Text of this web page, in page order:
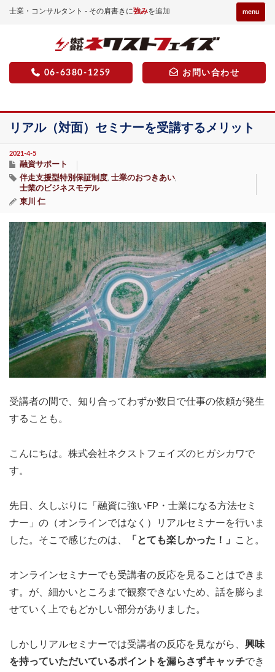
士業・コンサルタント - その肩書きに強みを追加 menu
06-6380-1259 お問い合わせ
リアル（対面）セミナーを受講するメリット
2021-4-5
融資サポート
伴走支援型特別保証制度 士業のおつきあい
士業のビジネスモデル
東川 仁
受講者の間で、知り合ってわずか数日で仕事の依頼が発生
することも。
こんにちは。株式会社ネクストフェイズのヒガシカワで
す。
先日、久しぶりに「融資に強いFP・士業になる方法セミ
ナー」の（オンラインではなく）リアルセミナーを行いま
した。そこで感じたのは、
「とても楽しかった！」 こと。
オンラインセミナーでも受講者の反応を見ることはできま
す。が、細かいところまで観察できないため、話を膨らま
せていく上でもどかしい部分がありました。
しかしリアルセミナーでは受講者の反応を見ながら、 興味
を持っていただいているポイントを漏らさずキャッチでき